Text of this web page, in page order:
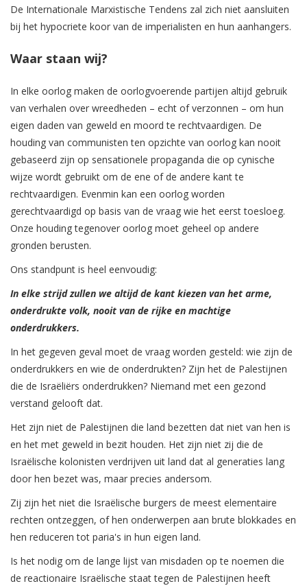
De Internationale Marxistische Tendens zal zich niet aansluiten
bij het hypocriete koor van de imperialisten en hun aanhangers.
Waar staan ​​wij?
In elke oorlog maken de oorlogvoerende partijen altijd gebruik
van verhalen over wreedheden – echt of verzonnen – om hun
eigen daden van geweld en moord te rechtvaardigen. De
houding van communisten ten opzichte van oorlog kan nooit
gebaseerd zijn op sensationele propaganda die op cynische
wijze wordt gebruikt om de ene of de andere kant te
rechtvaardigen. Evenmin kan een oorlog worden
gerechtvaardigd op basis van de vraag wie het eerst toesloeg.
Onze houding tegenover oorlog moet geheel op andere
gronden berusten.
Ons standpunt is heel eenvoudig:
In elke strijd zullen we altijd de kant kiezen van het arme,
onderdrukte volk, nooit van de rijke en machtige
onderdrukkers.
In het gegeven geval moet de vraag worden gesteld: wie zijn de
onderdrukkers en wie de onderdrukten? Zijn het de Palestijnen
die de Israëliërs onderdrukken? Niemand met een gezond
verstand gelooft dat.
Het zijn niet de Palestijnen die land bezetten dat niet van hen is
en het met geweld in bezit houden. Het zijn niet zij die de
Israëlische kolonisten verdrijven uit land dat al generaties lang
door hen bezet was, maar precies andersom.
Zij zijn het niet die Israëlische burgers de meest elementaire
rechten ontzeggen, of hen onderwerpen aan brute blokkades en
hen reduceren tot paria's in hun eigen land.
Is het nodig om de lange lijst van misdaden op te noemen die
de reactionaire Israëlische staat tegen de Palestijnen heeft